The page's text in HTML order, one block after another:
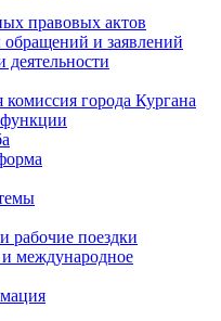
правовых актов
и заявлений
комиссия города Кургана
рабочие поездки
международное